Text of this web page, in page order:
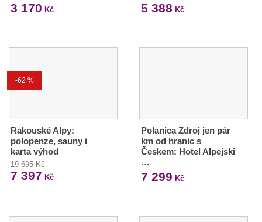
3 170 Kč 5 388 Kč
-62 %
Rakouské Alpy:
polopenze, sauny i
karta výhod
19 695 Kč
7 397 Kč
Polanica Zdroj jen pár
km od hranic s
Českem: Hotel Alpejski
…
7 299 Kč